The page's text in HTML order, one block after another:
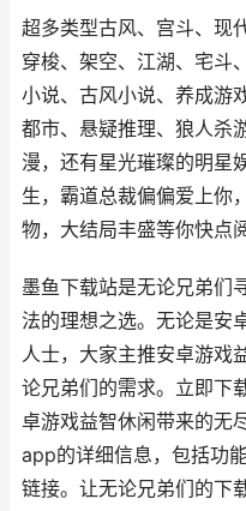
超多类型古风、宫斗、现
穿梭、架空、江湖、宅斗
小说、古风小说、养成游
都市、悬疑推理、狼人杀
漫，还有星光璀璨的明星
生，霸道总裁偏偏爱上你
物，大结局丰盛等你快点
墨鱼下载站是无论兄弟们
法的理想之选。无论是安
人士，大家主推安卓游戏
论兄弟们的需求。立即下
卓游戏益智休闲带来的无
app的详细信息，包括功
链接。让无论兄弟们的下